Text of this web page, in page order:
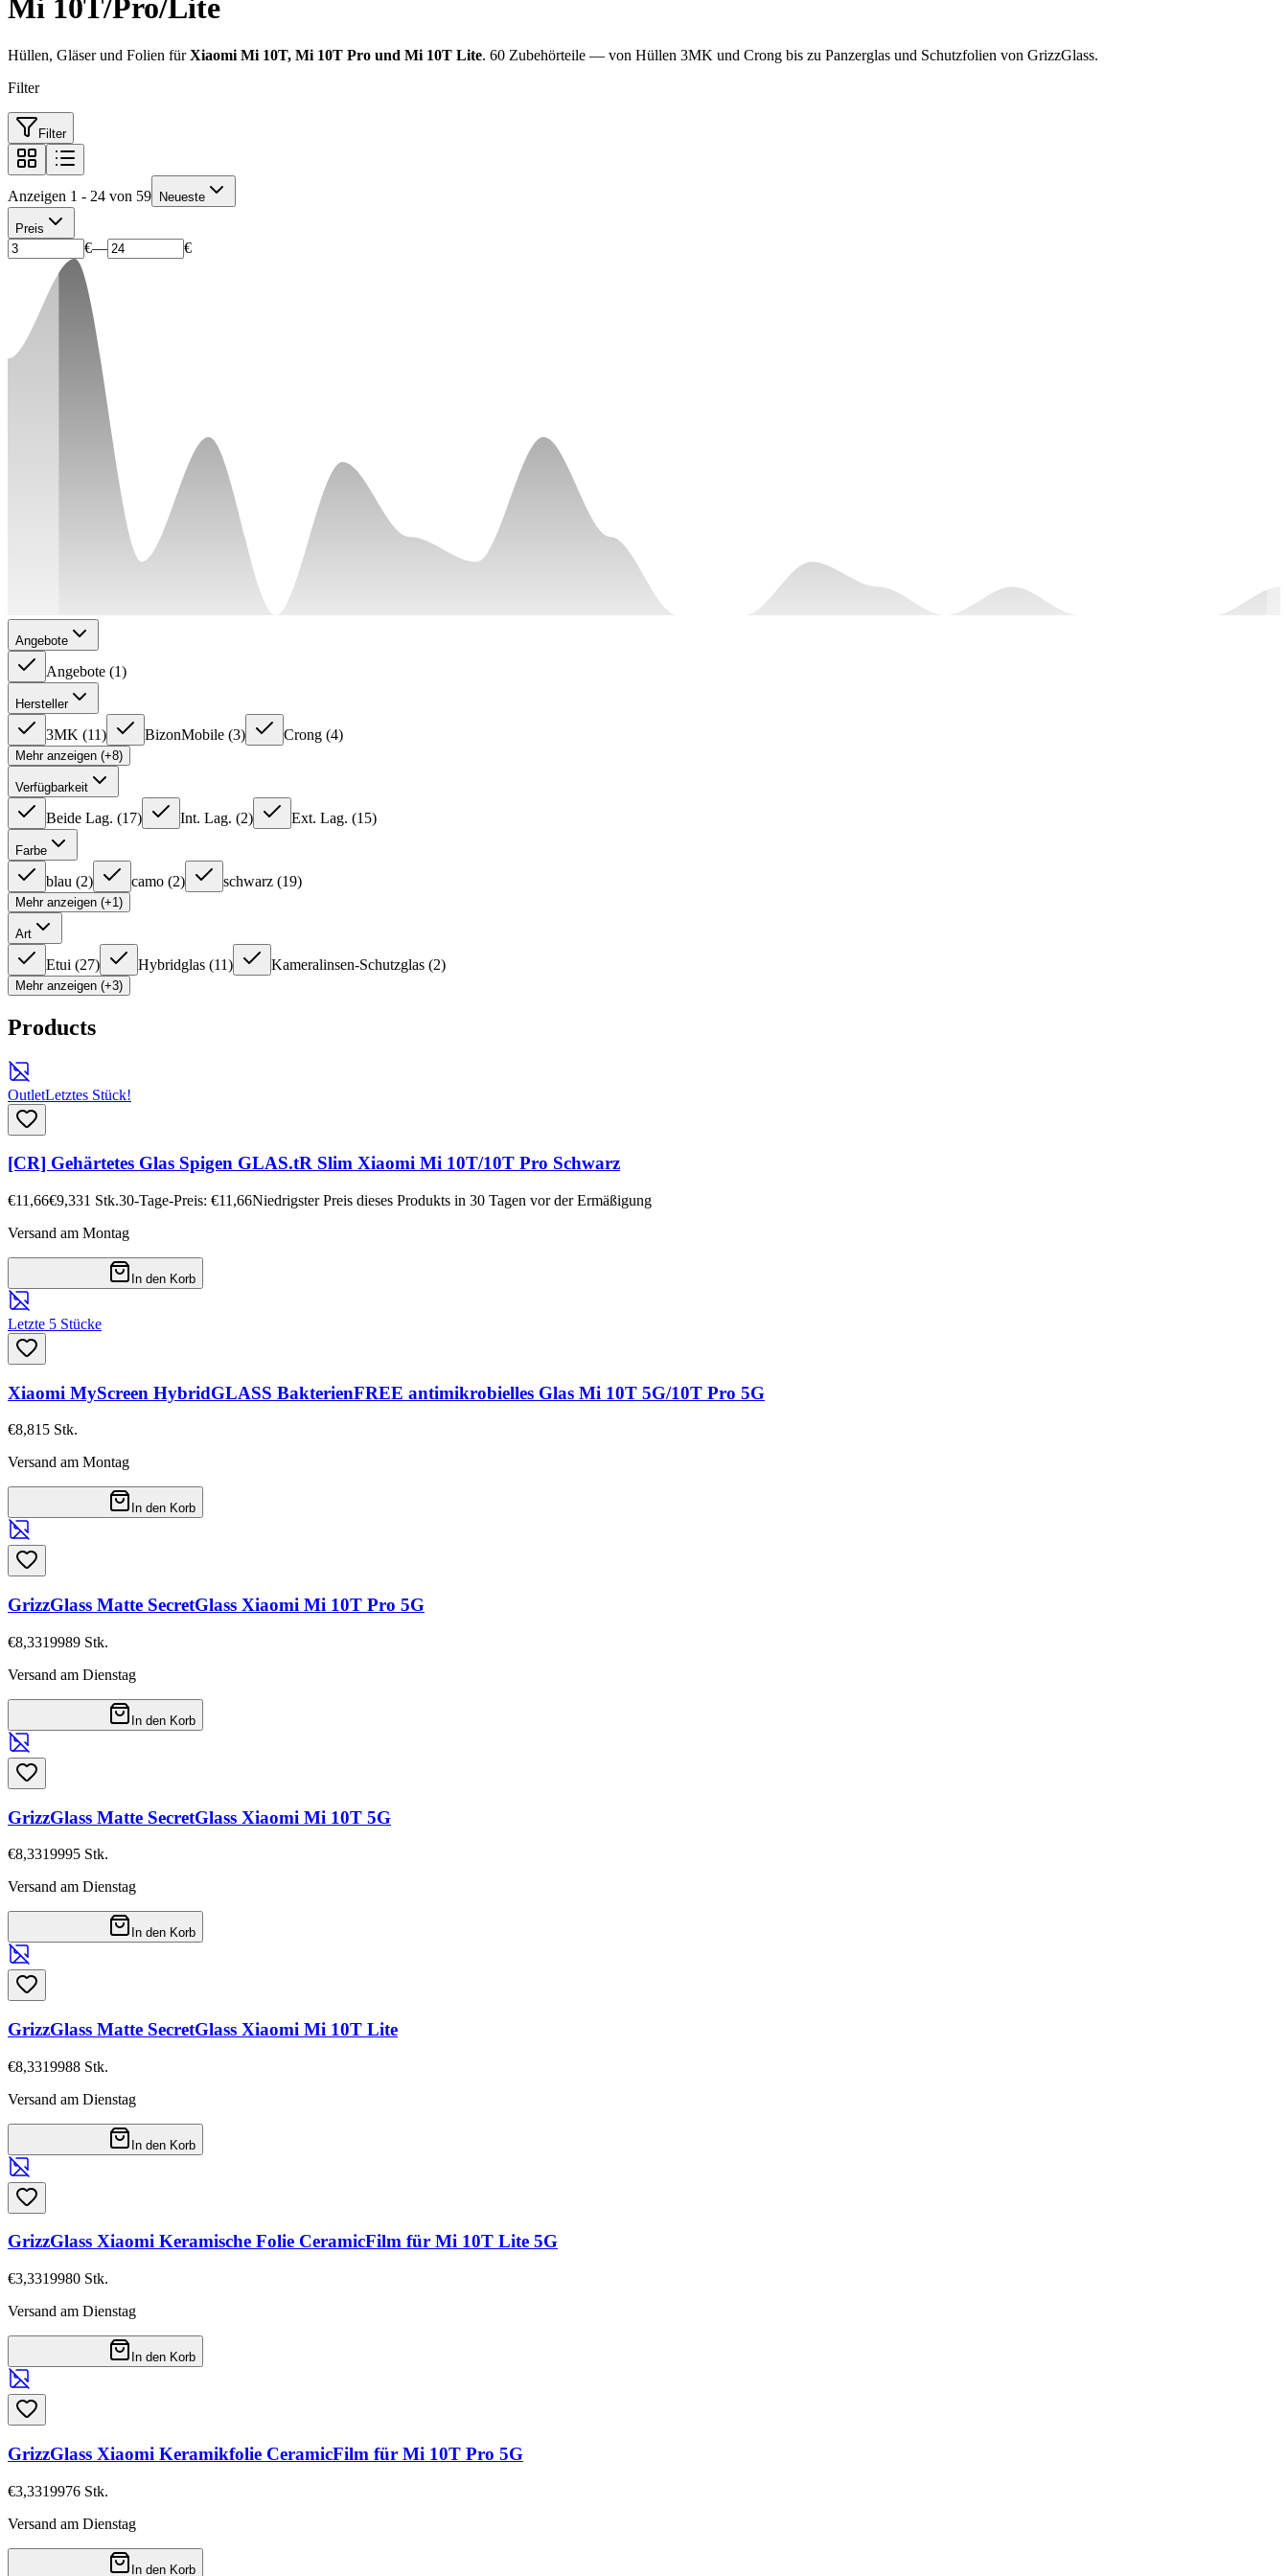
Mi 10T/Pro/Lite
Hüllen, Gläser und Folien fürXiaomi Mi 10T, Mi 10T Pro und Mi 10T Lite. 60 Zubehörteile — von Hüllen 3MK und Crong bis zu Panzerglas und Schutzfolien von GrizzGlass.
Filter
Filter
Anzeigen 1 - 24 von 59 Neueste
Preis
€— €
Angebote
Angebote (1)
Hersteller
3MK (11) BizonMobile (3) Crong (4)
Mehr anzeigen (+8)
Verfügbarkeit
Beide Lag. (17) Int. Lag. (2) Ext. Lag. (15)
Farbe
blau (2) camo (2) schwarz (19)
Mehr anzeigen (+1)
Art
Etui (27) Hybridglas (11) Kameralinsen-Schutzglas (2)
Mehr anzeigen (+3)
Products
OutletLetztes Stück!
[CR] Gehärtetes Glas Spigen GLAS.tR Slim Xiaomi Mi 10T/10T Pro Schwarz
€11,66€9,331 Stk.30-Tage-Preis: €11,66Niedrigster Preis dieses Produkts in 30 Tagen vor der Ermäßigung
Versand am Montag
In den Korb
Letzte 5 Stücke
Xiaomi MyScreen HybridGLASS BakterienFREE antimikrobielles Glas Mi 10T 5G/10T Pro 5G
€8,81 5 Stk.
Versand am Montag
In den Korb
GrizzGlass Matte SecretGlass Xiaomi Mi 10T Pro 5G
€8,3319989 Stk.
Versand am Dienstag
In den Korb
GrizzGlass Matte SecretGlass Xiaomi Mi 10T 5G
€8,3319995 Stk.
Versand am Dienstag
In den Korb
GrizzGlass Matte SecretGlass Xiaomi Mi 10T Lite
€8,3319988 Stk.
Versand am Dienstag
In den Korb
GrizzGlass Xiaomi Keramische Folie CeramicFilm für Mi 10T Lite 5G
€3,3319980 Stk.
Versand am Dienstag
In den Korb
GrizzGlass Xiaomi Keramikfolie CeramicFilm für Mi 10T Pro 5G
€3,3319976 Stk.
Versand am Dienstag
In den Korb